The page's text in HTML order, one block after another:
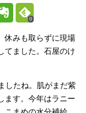
0
休みも取らずに現場
ました。石屋のけ
したね。肌がまだ紫
ます。今年はラニー